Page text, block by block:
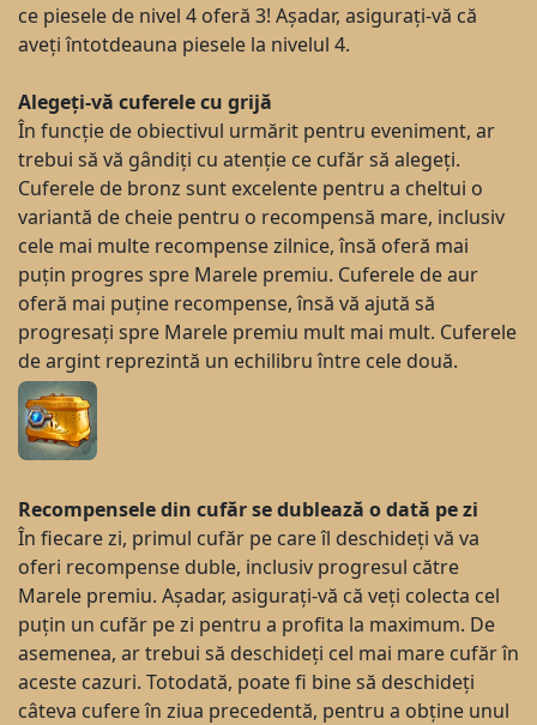
ce piesele de nivel 4 oferă 3! Așadar, asigurați-vă că
aveți întotdeauna piesele la nivelul 4.
Alegeți-vă cuferele cu grijă
În funcție de obiectivul urmărit pentru eveniment, ar
trebui să vă gândiți cu atenție ce cufăr să alegeți.
Cuferele de bronz sunt excelente pentru a cheltui o
variantă de cheie pentru o recompensă mare, inclusiv
cele mai multe recompense zilnice, însă oferă mai
puțin progres spre Marele premiu. Cuferele de aur
oferă mai puține recompense, însă vă ajută să
progresați spre Marele premiu mult mai mult. Cuferele
de argint reprezintă un echilibru între cele două.
Recompensele din cufăr se dublează o dată pe zi
În fiecare zi, primul cufăr pe care îl deschideți vă va
oferi recompense duble, inclusiv progresul către
Marele premiu. Așadar, asigurați-vă că veți colecta cel
puțin un cufăr pe zi pentru a profita la maximum. De
asemenea, ar trebui să deschideți cel mai mare cufăr în
aceste cazuri. Totodată, poate fi bine să deschideți
câteva cufere în ziua precedentă, pentru a obține unul